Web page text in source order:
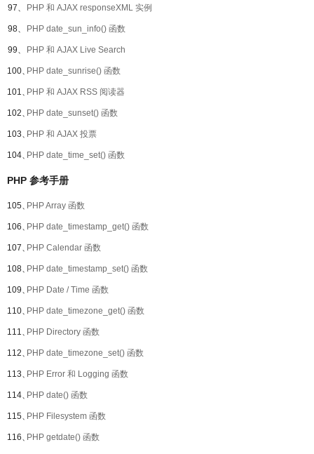
97、 PHP 和 AJAX responseXML 实例
98、 PHP date_sun_info() 函数
99、 PHP 和 AJAX Live Search
100、PHP date_sunrise() 函数
101、PHP 和 AJAX RSS 阅读器
102、PHP date_sunset() 函数
103、PHP 和 AJAX 投票
104、PHP date_time_set() 函数
PHP 参考手册
105、PHP Array 函数
106、PHP date_timestamp_get() 函数
107、PHP Calendar 函数
108、PHP date_timestamp_set() 函数
109、PHP Date / Time 函数
110、PHP date_timezone_get() 函数
111、PHP Directory 函数
112、PHP date_timezone_set() 函数
113、PHP Error 和 Logging 函数
114、PHP date() 函数
115、PHP Filesystem 函数
116、PHP getdate() 函数